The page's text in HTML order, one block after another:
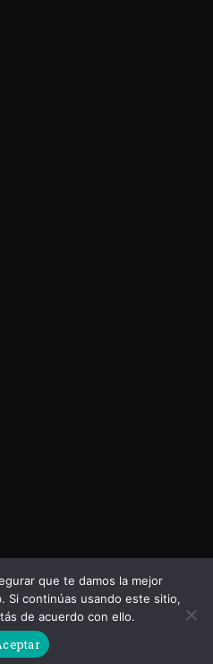
los derechos reservados.
que te damos la mejor
Si continúas usando este sitio,
de acuerdo con ello.